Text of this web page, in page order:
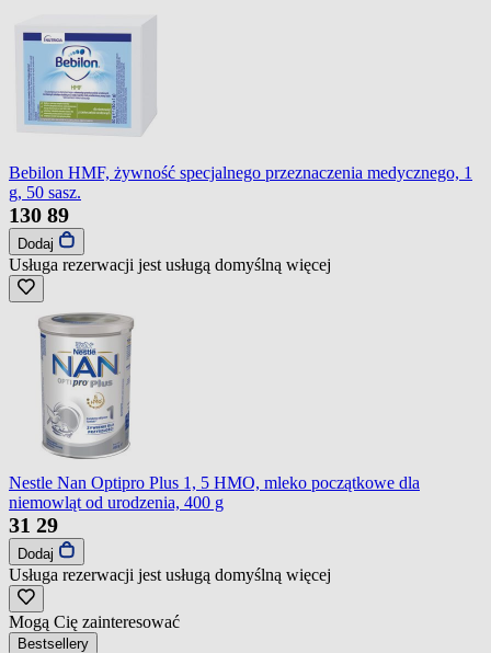
Bebilon HMF, żywność specjalnego przeznaczenia medycznego, 1
g, 50 sasz.
130 89
Dodaj
Usługa rezerwacji jest usługą domyślną więcej
Nestle Nan Optipro Plus 1, 5 HMO, mleko początkowe dla
niemowląt od urodzenia, 400 g
31 29
Dodaj
Usługa rezerwacji jest usługą domyślną więcej
Mogą Cię zainteresować
Bestsellery